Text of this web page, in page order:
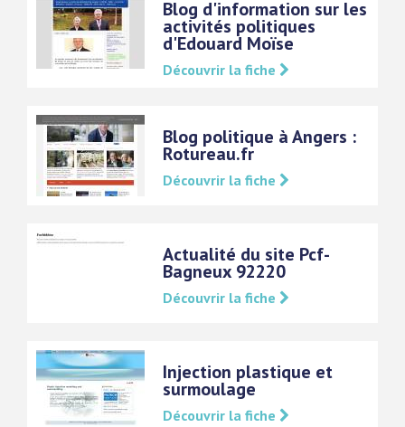
Blog d'information sur les
activités politiques
d'Edouard Moïse
Découvrir la fiche
Blog politique à Angers :
Rotureau.fr
Découvrir la fiche
Actualité du site Pcf-
Bagneux 92220
Découvrir la fiche
Injection plastique et
surmoulage
Découvrir la fiche